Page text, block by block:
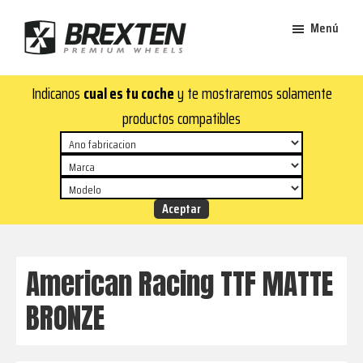
contenido
principal
de
página
Brexten
aluminio
premium
¡En
Brexten.com
encontrarás
aluminio
top!
y
estilo
para
Menú
Indicanos cual es tu cochey te mostraremos solamente
productos compatibles
American Racing TTF MATTE
BRONZE